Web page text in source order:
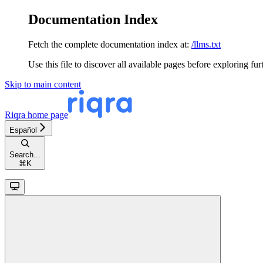
Documentation Index
Fetch the complete documentation index at: /llms.txt
Use this file to discover all available pages before exploring
Skip to main content
Riqra home page
Español
Search...
⌘ K